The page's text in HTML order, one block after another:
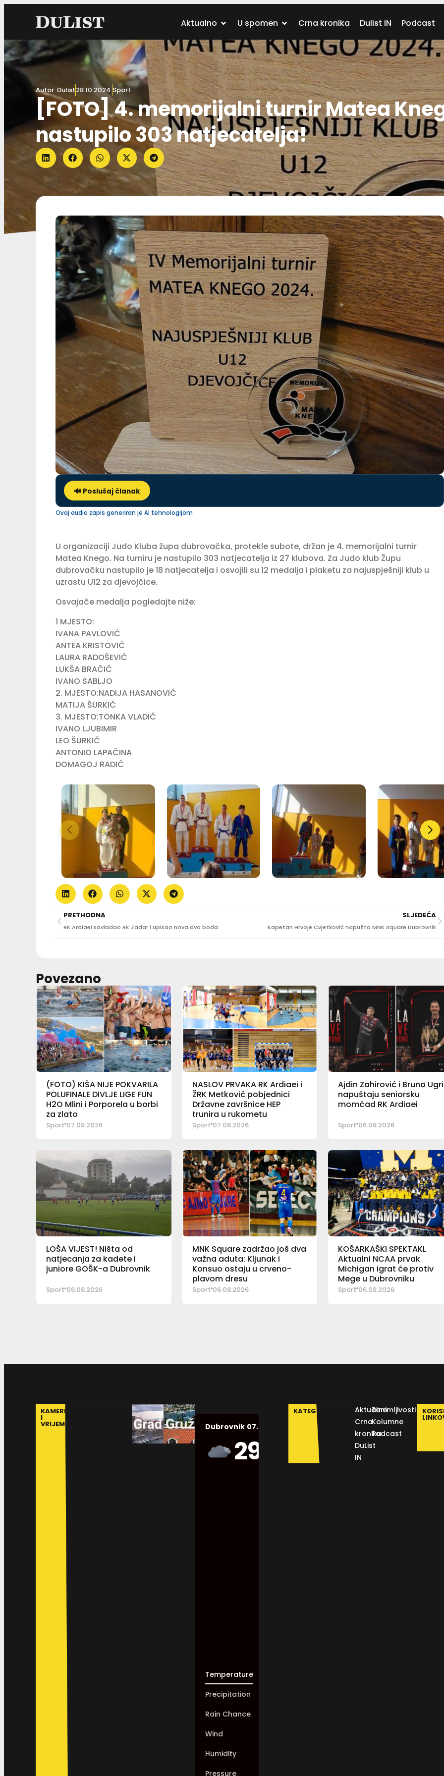
Aktualno U spomen Crna kronika Dulist IN Podcast
Autor: Dulist28.10.2024.Sport
[FOTO] 4. memorijalni turnir Matea
nastupilo 303 natjecatelja!
🔊 Poslušaj članak
Ovaj audio zapis generiran je AI tehnologijom
U organizaciji Judo Kluba župa dubrovačka, protekle subote, držan je 4. memorijalni turnir
Matea Knego. Na turniru je nastupilo 303 natjecatelja iz 27 klubova. Za Judo klub Župu
dubrovačku nastupilo je 18 natjecatelja i osvojili su 12 medalja i plaketu za najuspješniji klub u
uzrastu U12 za djevojčice.
Osvajače medalja pogledajte niže:
1 MJESTO:
IVANA PAVLOVIĆ
ANTEA KRISTOVIĆ
LAURA RADOŠEVIĆ
LUKŠA BRAČIĆ
IVANO SABLJO
2. MJESTO:NADIJA HASANOVIĆ
MATIJA ŠURKIĆ
3. MJESTO:TONKA VLADIĆ
IVANO LJUBIMIR
LEO ŠURKIĆ
ANTONIO LAPAČINA
DOMAGOJ RADIĆ
PRETHODNA
RK Ardiaei savladao RK Zadar i upisao nova dva boda
SLJEDEĆA
Kapetan Hrvoje Cvjetković napušta MNK Square Dubrovnik
Povezano
(FOTO) KIŠA NIJE POKVARILA
POLUFINALE DIVLJE LIGE FUN
H2O Mlini i Porporela u borbi
za zlato
Sport 07.08.2026
NASLOV PRVAKA RK Ardiaei i
ŽRK Metković pobjednici
Državne završnice HEP
trunira u rukometu
Sport 07.08.2026
Ajdin Zahirović i Bruno
napuštaju seniorsku
momčad RK Ardiaei
Sport 06.08.2026
LOŠA VIJEST! Ništa od
natjecanja za kadete i
juniore GOŠK-a Dubrovnik
Sport 06.08.2026
MNK Square zadržao još dva
važna aduta: Kljunak i
Konsuo ostaju u crveno-
plavom dresu
Sport 06.08.2026
KOŠARKAŠKI SPEKTAKL
Aktualni NCAA prvak
Michigan igrat će protiv
Mege u Dubrovniku
Sport 06.08.2026
KAMERE
I
VRIJEME Dubrovnik 07.08.2026.
29
Humidity:
Temperature
Precipitation
Rain Chance
Wind
Humidity
Pressure
KATEGORIJE
Aktualno
Crna
kronika
DuList
IN
Zanimljivosti
Kolumne
Podcast